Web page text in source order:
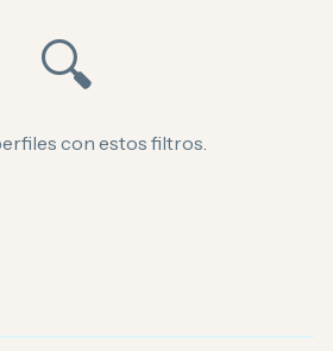
🔍
con estos filtros.